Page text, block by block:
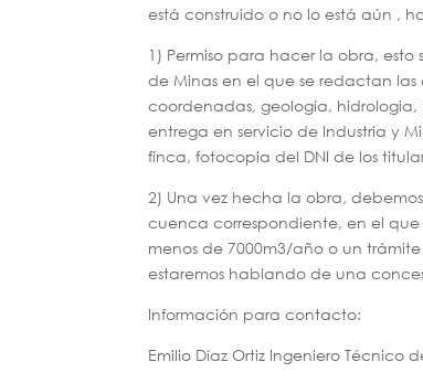
está construido o no lo está aún ,
1) Permiso para hacer la obra,
de Minas en el que se redactan
coordenadas, geología, hidrologia,
entrega en servicio de Industria y
finca, fotocopia del DNI de los
2) Una vez hecha la obra,
cuenca correspondiente, en el
menos de 7000m3/año o un
estaremos hablando de una
Información para contacto:
Emilio Díaz Ortiz Ingeniero Técnico